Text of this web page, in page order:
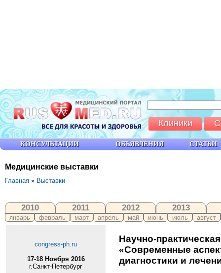
Медицинские выставки
Главная » Выставки
2010 2011 2012 2013
январь февраль март апрель май июнь июль август
congress-ph.ru
17-18 Ноября 2016
г.Санкт-Петербург
Научно-
«Современные
диагностики и
КОНСУЛЬТАЦИИ ОБЪЯВЛЕНИЯ СТАТЬИ
Клиники